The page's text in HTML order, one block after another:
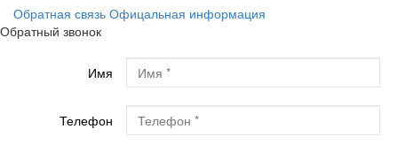
Обратная связь Офицальная информация
Обратный звонок
Имя
Телефон